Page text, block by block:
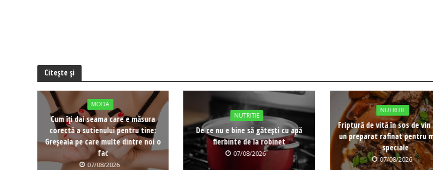
Citește și
MODA
Cum îți dai seama care e măsura
corectă a sutienului pentru tine:
Greșeala pe care multe dintre noi o
fac
07/08/2026
NUTRITIE
De ce nu e bine să gătești cu apă
fierbinte de la robinet
07/08/2026
NUTRITIE
Friptură de vită în sos de vin
un preparat rafinat pentru
speciale
07/08/2026